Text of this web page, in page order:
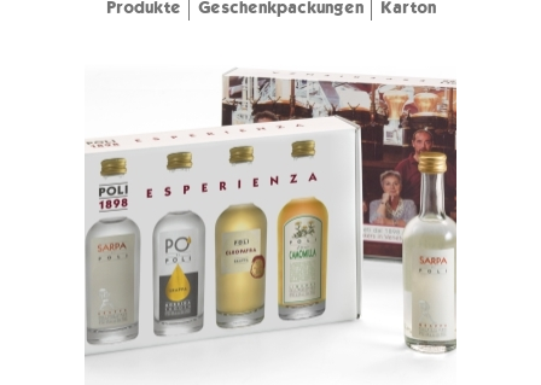
Produkte Geschenkpackungen Karton